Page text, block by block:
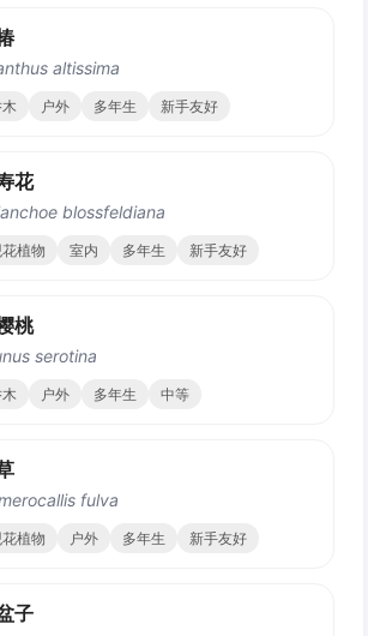
altissima
户外 多年生 新手友好
花
blossfeldiana
植物 室内 多年生 新手友好
桃
serotina
户外 多年生 中等
fulva
植物 户外 多年生 新手友好
子